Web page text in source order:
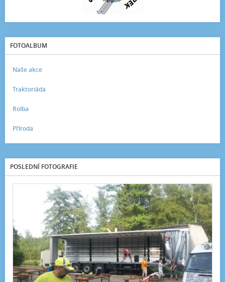
FOTOALBUM
Naše akce
Traktoriáda
Rolba
Příroda
POSLEDNÍ FOTOGRAFIE